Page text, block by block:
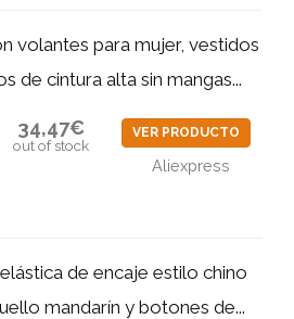
volantes para mujer, vestidos
de cintura alta sin mangas...
34,47€
out of stock
VER PRODUCTO
Aliexpress
de encaje estilo chino
mandarín y botones de...